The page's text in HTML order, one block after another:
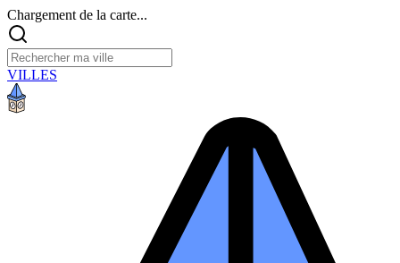
Chargement de la carte...
VILLES